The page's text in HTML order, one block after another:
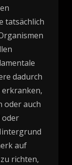
tatsächlich
dadurch
erkranken,
oder auch
oder
auf
richten,